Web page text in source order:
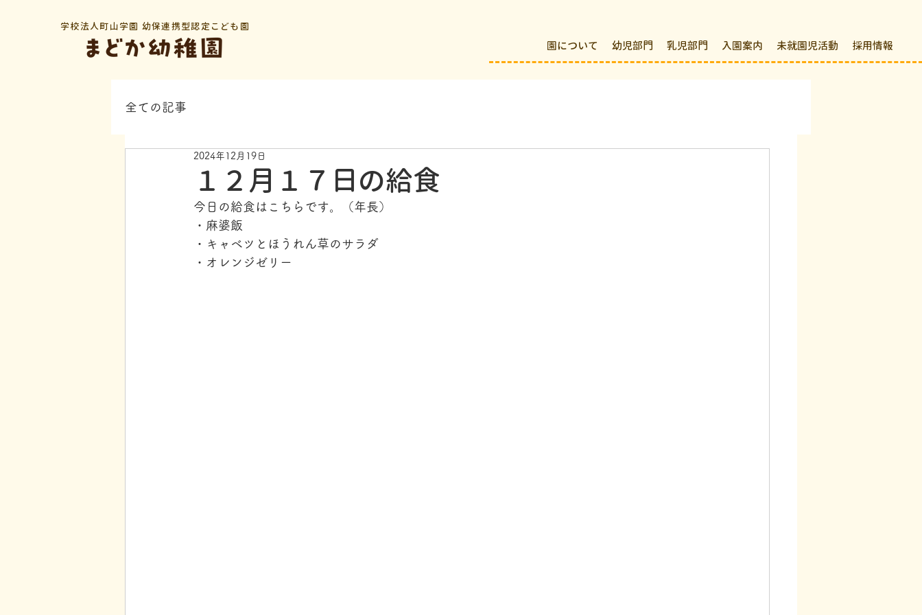
学校法人町山学園 幼保連携型認定こども園
園について 幼児部門 乳児部門 入園案内 未就園児活動 採用情報
全ての記事
１２月１７日の給食
2024年12月19日
今日の給食はこちらです。（年長）
・麻婆飯
・キャベツとほうれん草のサラダ
・オレンジゼリー